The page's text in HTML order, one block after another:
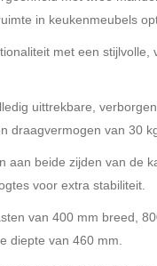
in keukenmeubels
met een stijlvolle,
uittrekbare,
draagvermogen van 30
aan beide zijden van de
voor extra stabiliteit.
van 400 mm breed,
diepte van 460 mm.